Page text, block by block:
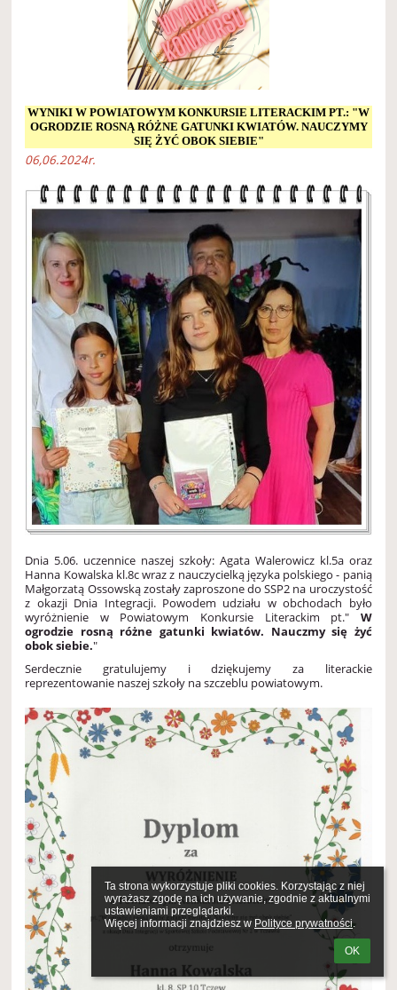
Ta strona wykorzystuje pliki cookies. Korzystając z niej
wyrażasz zgodę na ich używanie, zgodnie z aktualnymi
ustawieniami przeglądarki.
Więcej informacji znajdziesz w Polityce prywatności.
OK
WYNIKI W POWIATOWYM KONKURSIE LITERACKIM PT.: "W
OGRODZIE ROSNĄ RÓŻNE GATUNKI KWIATÓW. NAUCZYMY
SIĘ ŻYĆ OBOK SIEBIE"
06,06.2024r.
Dnia 5.06. uczennice naszej szkoły: Agata Walerowicz kl.5a oraz
Hanna Kowalska kl.8c wraz z nauczycielką języka polskiego - panią
Małgorzatą Ossowską zostały zaproszone do SSP2 na uroczystość
z okazji Dnia Integracji. Powodem udziału w obchodach było
wyróżnienie w Powiatowym Konkursie Literackim pt." W
ogrodzie rosną różne gatunki kwiatów. Nauczmy się żyć
obok siebie."
Serdecznie gratulujemy i dziękujemy za literackie
reprezentowanie naszej szkoły na szczeblu powiatowym.